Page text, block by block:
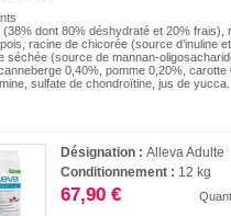
(38% dont 80% déshydraté et 20% frais),
racine de chicorée (source d’inuline
séchée (source de mannan-
0,40%, pomme 0,20%, carotte
sulfate de chondroïtine, jus de yucca.
Désignation :Alleva Adulte
Conditionnement : 12 kg
67,90 €